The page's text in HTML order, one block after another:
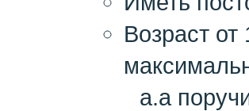
Возраст
a.a